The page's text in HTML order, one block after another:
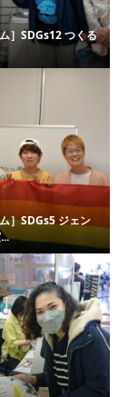
］SDGs12 つくる
ム］SDGs5 ジェン